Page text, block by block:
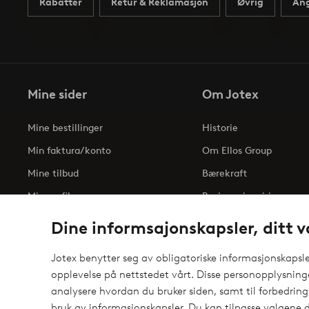
Dine informsajonskapsler, ditt
Jotex benytter seg av obligatoriske
opplevelse på nettstedet vårt. Disse
analysere hvordan du bruker siden, samt til
Rabatter Retur & Reklamasjon Øvrig
Mine sider
Mine bestillinger
Min faktura/konto
Mine tilbud
Min profil
Om Jotex
Historie
Om Ellos Group
Bærekraft
Business inquiries
Tilgjengelighetserklæring
Sikre betalinger - Betal direkte eller del opp
Vil du vite mer om våre betalingsalternativer elpy